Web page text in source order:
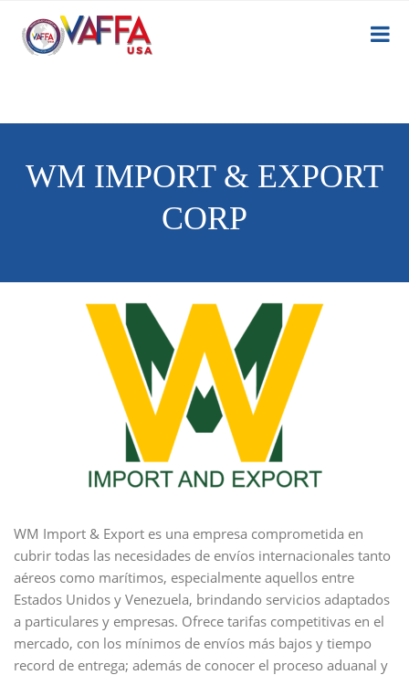
WM IMPORT & EXPORT
CORP
WM Import & Export es una empresa comprometida en
cubrir todas las necesidades de envíos internacionales tanto
aéreos como marítimos, especialmente aquellos entre
Estados Unidos y Venezuela, brindando servicios adaptados
a particulares y empresas. Ofrece tarifas competitivas en el
mercado, con los mínimos de envíos más bajos y tiempo
record de entrega; además de conocer el proceso aduanal y